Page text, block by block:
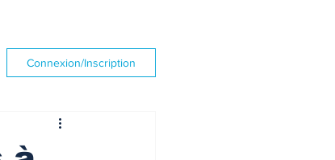
Connexion/Inscription